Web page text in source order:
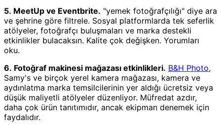
5. MeetUp ve Eventbrite. "yemek fotoğrafçılığı" diye ara
ve şehrine göre filtrele. Sosyal platformlarda tek seferlik
atölyeler, fotoğrafçı buluşmaları ve marka destekli
etkinlikler bulacaksın. Kalite çok değişken. Yorumları
oku.
6. Fotoğraf makinesi mağazası etkinlikleri. B&H Photo,
Samy's ve birçok yerel kamera mağazası, kamera ve
aydınlatma marka temsilcilerinin yer aldığı ücretsiz veya
düşük maliyetli atölyeler düzenliyor. Müfredat azdır,
daha çok ürün tanıtımıdır, ancak ekipman denemek için
faydalıdır.